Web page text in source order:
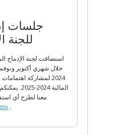
جلسات
للجنة
استضافت لجنة الإدماج
خلال شهري أكتوبر
2024 لمشاركة
المالية
معنا لطرح أي
.